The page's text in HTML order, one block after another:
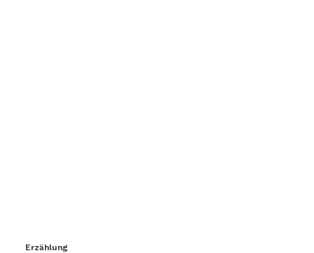
Erzählung